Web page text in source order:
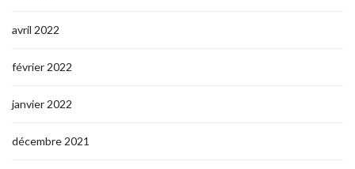
avril 2022
février 2022
janvier 2022
décembre 2021